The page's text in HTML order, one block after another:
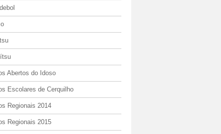
Abertos do Idoso
Escolares de Cerquilho
Regionais 2014
Regionais 2015